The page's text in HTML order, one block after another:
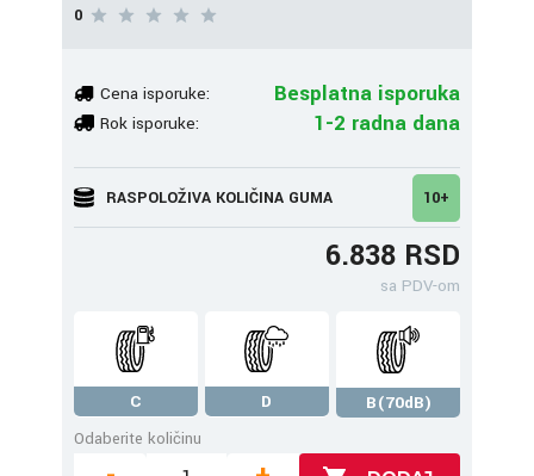
0
Cena isporuke: Besplatna isporuka
Rok isporuke: 1-2 radna dana
RASPOLOŽIVA KOLIČINA GUMA 10+
6.838 RSD
sa PDV-om
C D
B(70dB)
Odaberite količinu